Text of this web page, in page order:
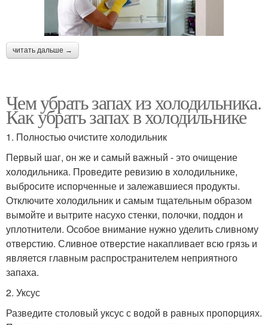
читать дальше →
Чем убрать запах из холодильника.
Как убрать запах в холодильнике
1. Полностью очистите холодильник
Первый шаг, он же и самый важный - это очищение
холодильника. Проведите ревизию в холодильнике,
выбросите испорченные и залежавшиеся продукты.
Отключите холодильник и самым тщательным образом
вымойте и вытрите насухо стенки, полочки, поддон и
уплотнители. Особое внимание нужно уделить сливному
отверстию. Сливное отверстие накапливает всю грязь и
является главным распространителем неприятного
запаха.
2. Уксус
Разведите столовый уксус с водой в равных пропорциях.